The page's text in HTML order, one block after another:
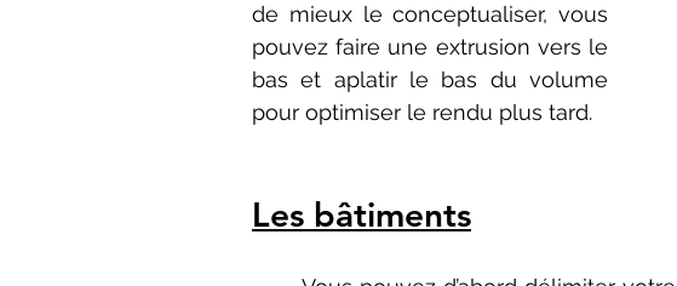
de mieux le conceptualiser, vous
pouvez faire une extrusion vers le
bas et aplatir le bas du volume
pour optimiser le rendu plus tard.
Les bâtiments